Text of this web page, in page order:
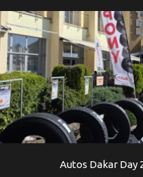
Autos Dakar Day